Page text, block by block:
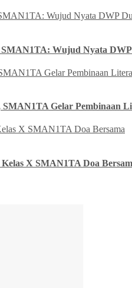
SMAN1TA: Wujud Nyata
Gelar Pembinaan
X SMAN1TA Doa